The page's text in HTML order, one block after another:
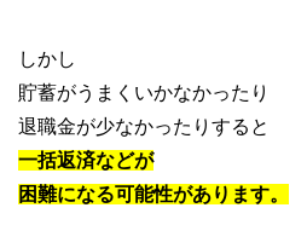
しかし
貯蓄がうまくいかなかったり
退職金が少なかったりすると
一括返済などが
困難になる可能性があります。